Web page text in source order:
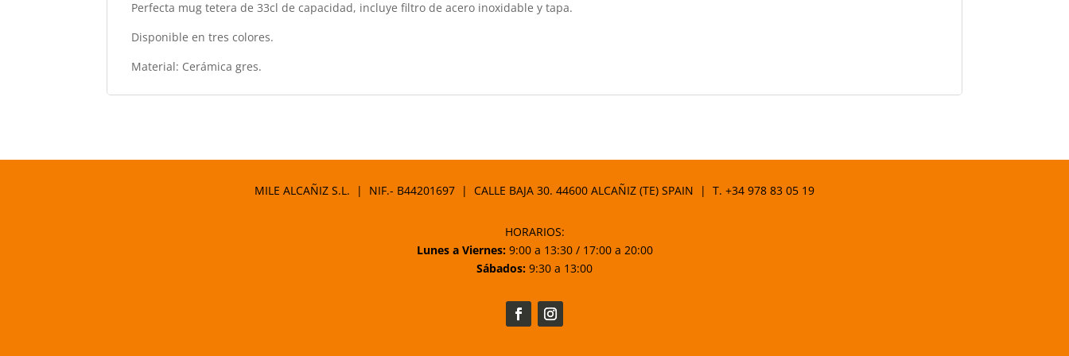
Perfecta mug tetera de 33cl de capacidad, incluye filtro de acero inoxidable y tapa.
Disponible en tres colores.
Material: Cerámica gres.
MILE ALCAÑIZ S.L. | NIF.- B44201697 | CALLE BAJA 30. 44600 ALCAÑIZ (TE) SPAIN | T. +34 978 83 05 19
HORARIOS:
Lunes a Viernes:9:00 a 13:30 / 17:00 a 20:00
Sábados: 9:30 a 13:00